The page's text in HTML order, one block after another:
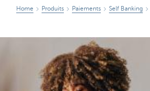
Particulieren
Home Produits Paiements Self Banking